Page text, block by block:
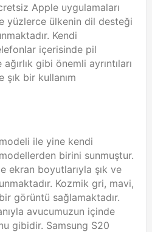
Apple uygulamaları
yüzlerce ülkenin dil desteği
Kendi
içerisinde pil
gibi önemli ayrıntıları
bir kullanım
ile yine kendi
birini sunmuştur.
ekran boyutlarıyla şık ve
Kozmik gri, mavi,
görüntü sağlamaktadır.
avucumuzun içinde
gibidir. Samsung S20